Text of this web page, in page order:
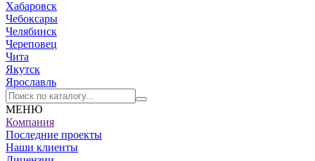
Хабаровск
Чебоксары
Челябинск
Череповец
Чита
Якутск
Ярославль
МЕНЮ
Компания
Последние проекты
Наши клиенты